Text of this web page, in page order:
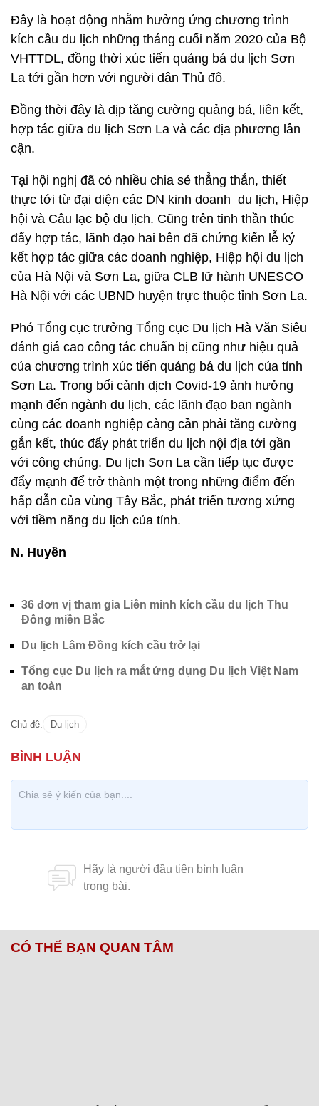
Đây là hoạt động nhằm hưởng ứng chương trình
kích cầu du lịch những tháng cuối năm 2020 của Bộ
VHTTDL, đồng thời xúc tiến quảng bá du lịch Sơn
La tới gần hơn với người dân Thủ đô.
Đồng thời đây là dịp tăng cường quảng bá, liên kết,
hợp tác giữa du lịch Sơn La và các địa phương lân
cận.
Tại hội nghị đã có nhiều chia sẻ thẳng thắn, thiết
thực tới từ đại diện các DN kinh doanh du lịch, Hiệp
hội và Câu lạc bộ du lịch. Cũng trên tinh thần thúc
đẩy hợp tác, lãnh đạo hai bên đã chứng kiến lễ ký
kết hợp tác giữa các doanh nghiệp, Hiệp hội du lịch
của Hà Nội và Sơn La, giữa CLB lữ hành UNESCO
Hà Nội với các UBND huyện trực thuộc tỉnh Sơn La.
Phó Tổng cục trưởng Tổng cục Du lịch Hà Văn Siêu
đánh giá cao công tác chuẩn bị cũng như hiệu quả
của chương trình xúc tiến quảng bá du lịch của tỉnh
Sơn La. Trong bối cảnh dịch Covid-19 ảnh hưởng
mạnh đến ngành du lịch, các lãnh đạo ban ngành
cùng các doanh nghiệp càng cần phải tăng cường
gắn kết, thúc đẩy phát triển du lịch nội địa tới gần
với công chúng. Du lịch Sơn La cần tiếp tục được
đẩy mạnh để trở thành một trong những điểm đến
hấp dẫn của vùng Tây Bắc, phát triển tương xứng
với tiềm năng du lịch của tỉnh.
N. Huyền
36 đơn vị tham gia Liên minh kích cầu du lịch Thu
Đông miền Bắc
Du lịch Lâm Đồng kích cầu trở lại
Tổng cục Du lịch ra mắt ứng dụng Du lịch Việt Nam
an toàn
Chủ đề: Du lịch
CÓ THỂ BẠN QUAN TÂM